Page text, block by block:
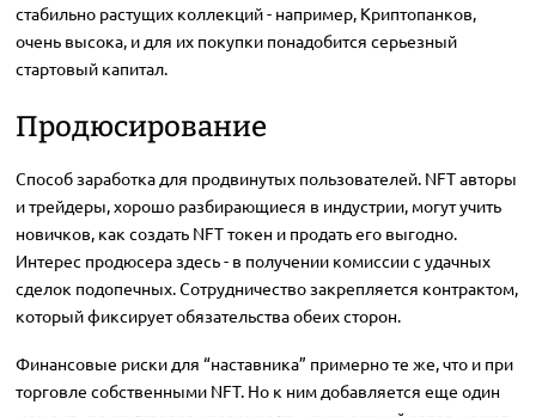
стабильно растущих коллекций - например, Криптопанков,
очень высока, и для их покупки понадобится серьезный
стартовый капитал.
Продюсирование
Способ заработка для продвинутых пользователей. NFT авторы
и трейдеры, хорошо разбирающиеся в индустрии, могут учить
новичков, как создать NFT токен и продать его выгодно.
Интерес продюсера здесь - в получении комиссии с удачных
сделок подопечных. Сотрудничество закрепляется контрактом,
который фиксирует обязательства обеих сторон.
Финансовые риски для “наставника” примерно те же, что и при
торговле собственными NFT. Но к ним добавляется еще один